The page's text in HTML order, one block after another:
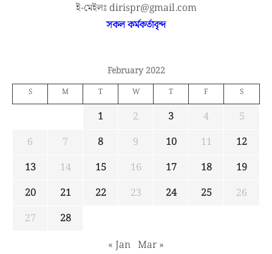
ই-মেইলঃ dirispr@gmail.com
সকল কর্মকর্তাবৃন্দ
February 2022
S M T W T F S
1 2 3 4
5
6
7 8 9 10 11
12
13
14 15 16 17 18
19
20
21 22 23 24 25
26
27
28
« Jan Mar »